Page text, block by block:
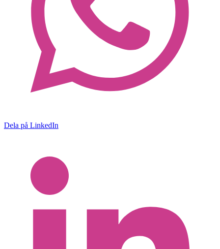
Dela på LinkedIn